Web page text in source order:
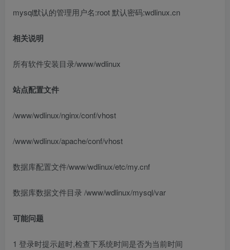
mysql默认的管理用户名:root 默认密码:wdlinux.cn
相关说明
所有软件安装目录/www/wdlinux
站点配置文件
/www/wdlinux/nginx/conf/vhost
/www/wdlinux/apache/conf/vhost
数据库配置文件/www/wdlinux/etc/my.cnf
数据库数据文件目录 /www/wdlinux/mysql/var
可能问题
1 登录时提示超时,检查下系统时间是否为当前时间